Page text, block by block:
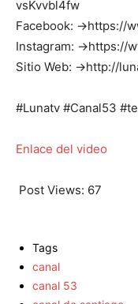
vsKvvbl4fw
Facebook: →https://
Instagram: →https://
Sitio Web: →http://
#Lunatv #Canal53
Enlace del video
Post Views: 67
Tags
canal
canal 53